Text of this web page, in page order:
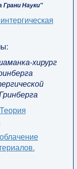
Науки"
хирург